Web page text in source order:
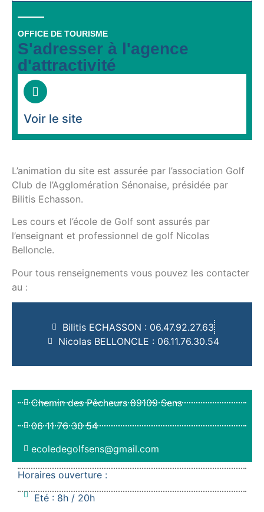
OFFICE DE TOURISME
S'adresser à l'agence
d'attractivité
Voir le site
L’animation du site est assurée par l’association Golf
Club de l’Agglomération Sénonaise, présidée par
Bilitis Echasson.
Les cours et l’école de Golf sont assurés par
l’enseignant et professionnel de golf Nicolas
Belloncle.
Pour tous renseignements vous pouvez les contacter
au :
Bilitis ECHASSON : 06.47.92.27.63
Nicolas BELLONCLE : 06.11.76.30.54
Chemin des Pêcheurs 89109 Sens
06 11 76 30 54
ecoledegolfsens@gmail.com
Horaires ouverture :
Eté : 8h / 20h